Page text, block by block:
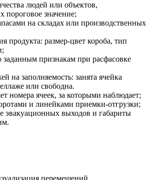
людей или объектов,
значение;
на складах или производственных
продукта: размер-цвет короба, тип
заданным признакам при расфасовке
на заполняемость: занята ячейка
или свободна.
номера ячеек, за которыми наблюдает;
и линейками приемки-отгрузки;
эвакуационных выходов и габариты
перемещений